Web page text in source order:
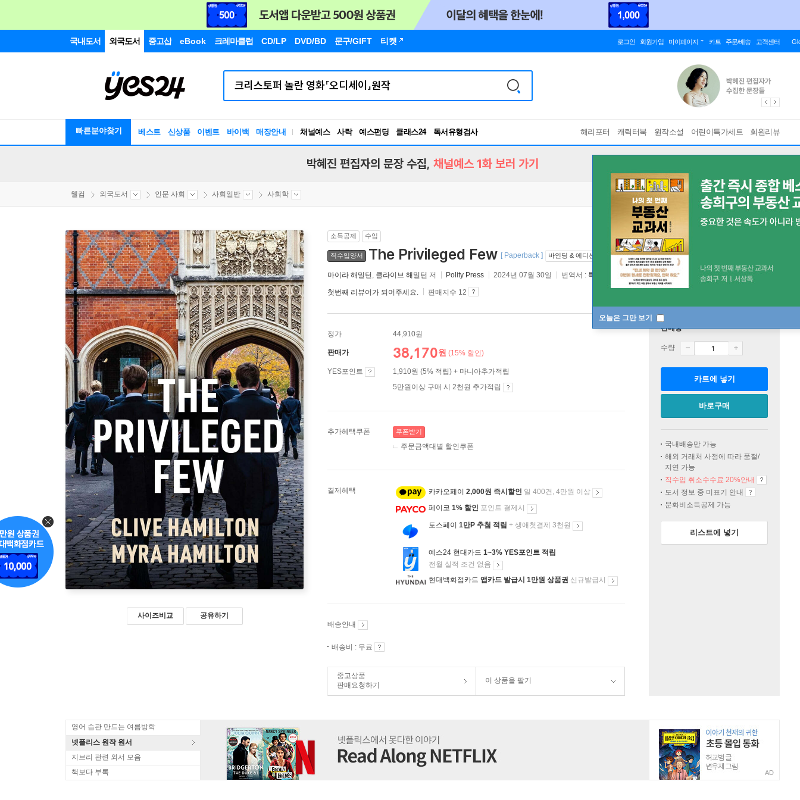
국내도서 외국도서 중고샵 eBook 크레마클럽 CD/LP DVD/BD 문구/GIFT 티켓 로그인 회원가입 마이페이지 카트 주문/배송 고객센터
빠른분야찾기 베스트 신상품 이벤트 바이백 매장안내 채널예스 사락 예스펀딩 클래스24
독서유형검사
RBTI Lab
해리포터 캐릭터북 원작소설 어린이특가세트 회원리뷰
오늘은 그만 보기
박혜진 편집자의 문장 수집, 채널예스 1화 보러 가기
웰컴 외국도서 인문 사회 사회일반 사회학
사이즈비교 공유하기
소득공제 수입
직수입양서 The Privileged Few [ Paperback ] 바인딩 & 에디션 안내
마이라 해밀턴 , 클라이브 해밀턴 저 Polity Press 2024년 07월 30일 번역서 : 특권계급론
첫번째 리뷰어가 되어주세요. 판매지수 12
정가 44,910원
판매가 38,170원 (15% 할인)
YES포인트
1,910원 (5% 적립) + 마니아추가적립
5만원이상 구매 시 2천원 추가적립
추가혜택쿠폰 쿠폰받기
주문금액대별 할인쿠폰
결제혜택 카카오페이 2,000원 즉시할인 일 400건, 4만원 이상
페이코 1% 할인 포인트 결제시
토스페이 1만P 추첨 적립 + 생애첫결제 3천원
예스24 현대카드 1~3% YES포인트 적립
전월 실적 조건 없음
현대백화점카드 앱카드 발급시 1만원 상품권 신규발급시
배송안내
배송비 : 무료
중고상품
판매요청하기
이 상품을 팔기
판매중
수량
카트에 넣기
바로구매
국내배송만 가능
해외 거래처 사정에 따라 품절/
지연 가능
직수입 취소수수료 20%안내
도서 정보 중 미표기 안내
문화비소득공제 가능
리스트에 넣기
영어 습관 만드는 여름방학
넷플리스 원작 원서
지브리 관련 외서 모음
책보다 부록
AD